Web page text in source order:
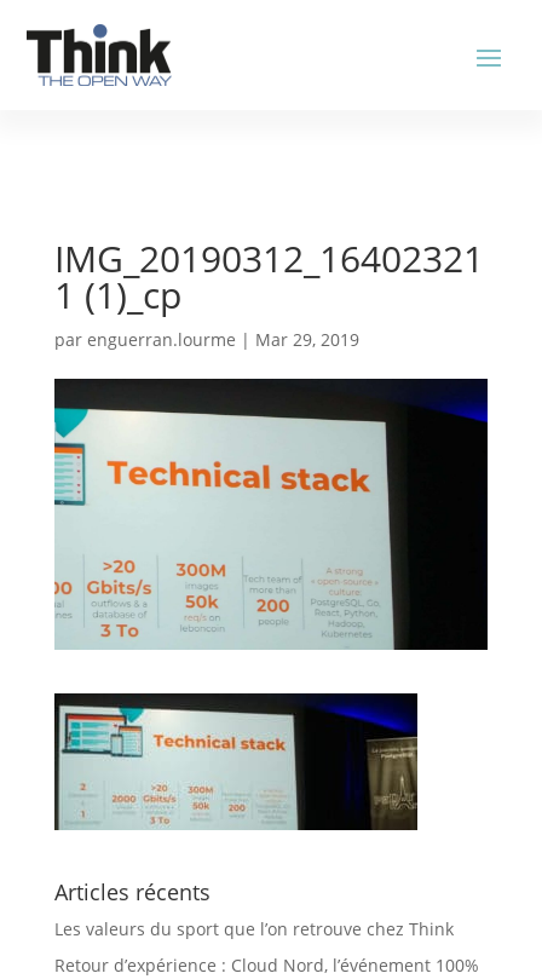
IMG_20190312_16402321
1 (1)_cp
par enguerran.lourme | Mar 29, 2019
Articles récents
Les valeurs du sport que l’on retrouve chez Think
Retour d’expérience : Cloud Nord, l’événement 100%